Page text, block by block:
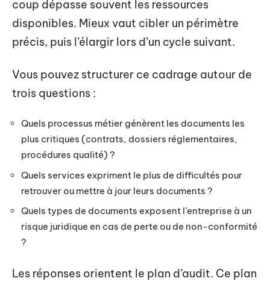
coup dépasse souvent les ressources
disponibles. Mieux vaut cibler un périmètre
précis, puis l’élargir lors d’un cycle suivant.
Vous pouvez structurer ce cadrage autour de
trois questions :
Quels processus métier génèrent les documents les
plus critiques (contrats, dossiers réglementaires,
procédures qualité) ?
Quels services expriment le plus de difficultés pour
retrouver ou mettre à jour leurs documents ?
Quels types de documents exposent l’entreprise à un
risque juridique en cas de perte ou de non-conformité
?
Les réponses orientent le plan d’audit. Ce plan